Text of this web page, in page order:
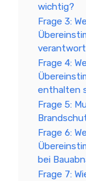
wichtig?
Frage 3:
Frage 4:
enthalten
Frage 5:
Frage 6:
bei
Frage 7: